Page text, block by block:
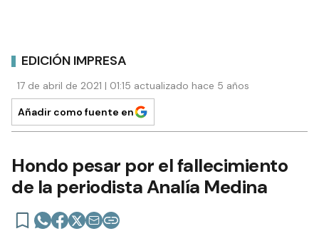
EDICIÓN IMPRESA
17 de abril de 2021 | 01:15 actualizado hace 5 años
Añadir como fuente en
Hondo pesar por el fallecimiento
de la periodista Analía Medina